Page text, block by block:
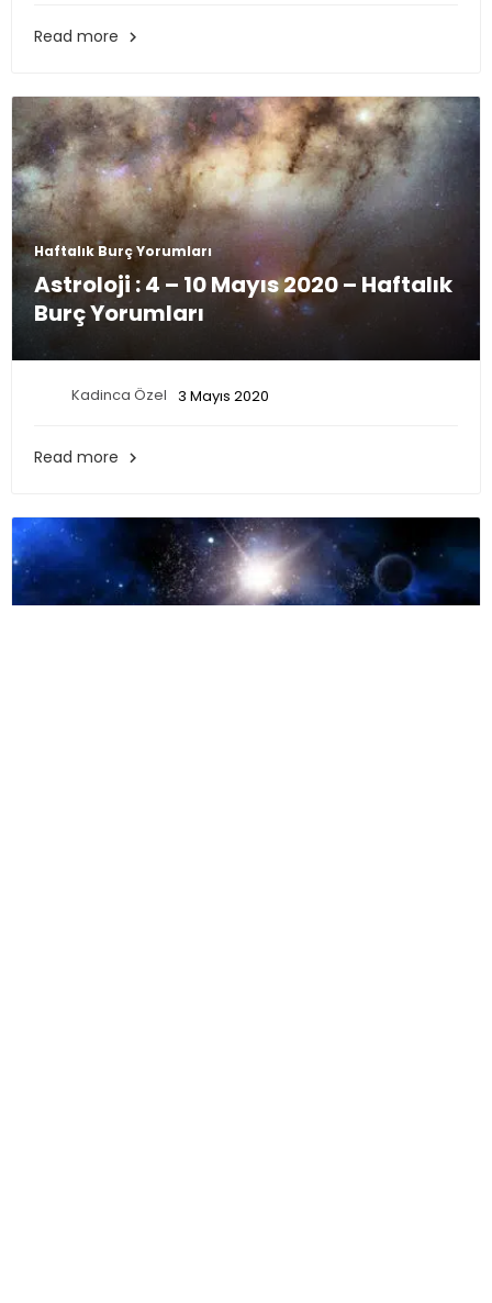
Read more 
Haftalık Burç Yorumları
Astroloji : 4 – 10 Mayıs 2020 – Haftalık
Burç Yorumları
Kadinca Özel 3 Mayıs 2020
Read more 